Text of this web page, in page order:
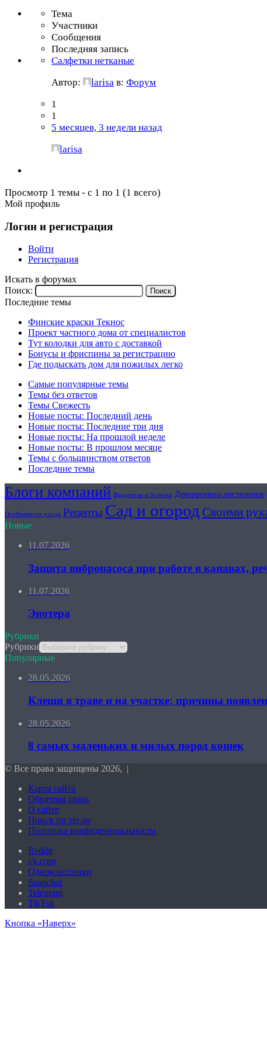
Тема
Участники
Сообщения
Последняя запись
Салфетки нетканые
Автор:
larisa в: Форум
1
1
5 месяцев, 3 недели назад
larisa
Просмотр 1 темы - с 1 по 1 (1 всего)
Мой профиль
Логин и регистрация
Войти
Регистрация
Искать в форумах
Поиск:
Последние темы
Финские краски Текнос
Проект частного дома от специалистов
Тут колодки для авто с доставкой
Бонусы и фриспины за регистрацию
Где подыскать дом для пожилых легко
Самые популярные темы
Темы без ответов
Темы Свежесть
Новые посты: Последний день
Новые посты: Последние три дня
Новые посты: На прошлой неделе
Новые посты: В прошлом месяце
Темы с большинством ответов
Последние темы
Блоги компаний Вредители и болезни Декоративно-лиственные
Особенности ухода Рецепты Сад и огород Своими
Новые
11.07.2026
Защита вибронасоса при работе в канавах,
11.07.2026
Энотера
Рубрики
Рубрики
Популярные
28.05.2026
Клещи в траве и на участке: причины
28.05.2026
8 самых маленьких и милых пород кошек
© Все права защищены 2026, |
Карта сайта
Обратная связь
О сайте
Поиск по тегам
Политика конфиденциальности
Reddit
vk.com
Одноклассники
Snapchat
Telegram
TikTok
Кнопка «Наверх»